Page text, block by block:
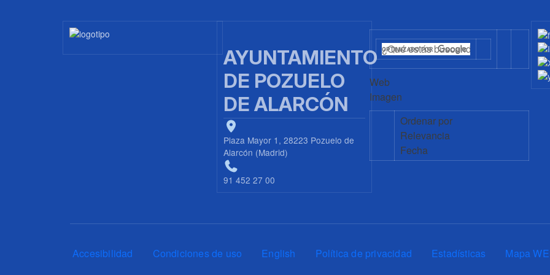
Imagen
AYUNTAMIENTO
DE POZUELO
DE ALARCÓN
Plaza Mayor 1, 28223 Pozuelo de
Alarcón (Madrid)
91 452 27 00
Web
Imagen
Ordenar por
Relevancia
Fecha
Pie de página
Accesibilidad Condiciones de uso English Política de privacidad Estadísticas Mapa